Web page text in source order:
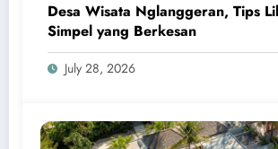
Desa Wisata Nglanggeran, Tips
Simpel yang Berkesan
July 28, 2026